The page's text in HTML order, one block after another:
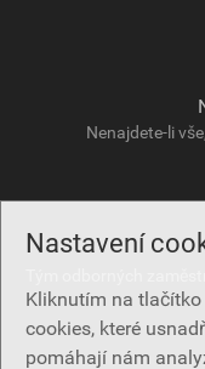
Nastavení
Kliknutím na
cookies, které
pomáhají nám
Nenajdete-li